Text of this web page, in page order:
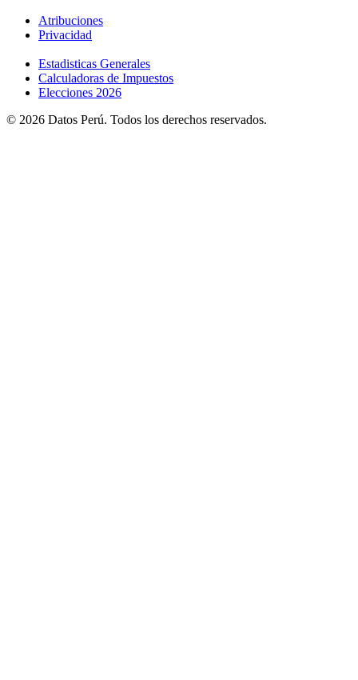
Atribuciones
Privacidad
Estadisticas Generales
Calculadoras de Impuestos
Elecciones 2026
© 2026 Datos Perú. Todos los derechos reservados.